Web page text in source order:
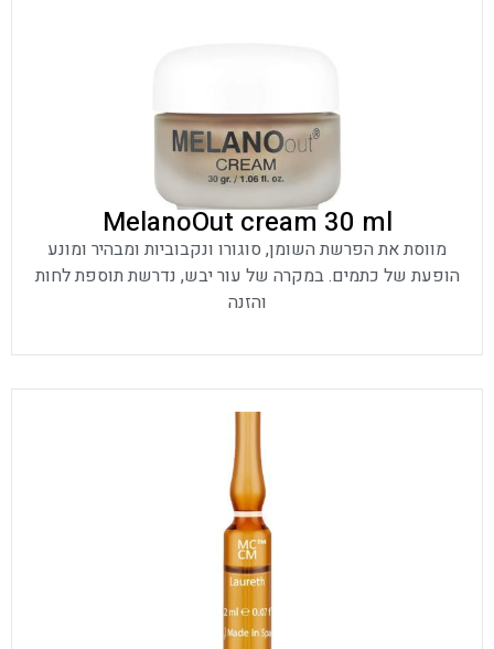
MelanoOut cream 30 ml
מווסת את הפרשת השומן, סוגורו ונקבוביות ומבהיר ומונע
הופעת של כתמים. במקרה של עור יבש, נדרשת תוספת לחות
והזנה